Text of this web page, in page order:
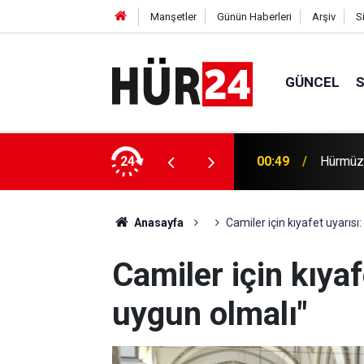
Manşetler Günün Haberleri Arşiv
GÜNCEL
24
hacmine bağlı olacak 00:35 Trump,
Anasayfa Camiler için kıyafet
Camiler için
uygun olmalı"